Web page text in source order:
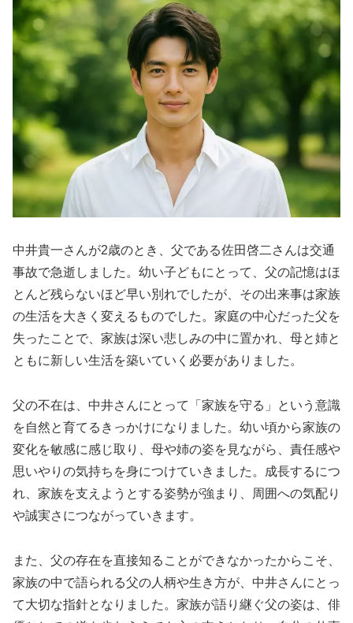
中井貴一さんが2歳のとき、父である佐田啓二さんは交通
事故で急逝しました。幼い子どもにとって、父の記憶はほ
とんど残らないほど早い別れでしたが、その出来事は家族
の生活を大きく変えるものでした。家庭の中心だった父を
失ったことで、家族は深い悲しみの中に置かれ、母と姉と
ともに新しい生活を築いていく必要がありました。
父の不在は、中井さんにとって「家族を守る」という意識
を自然と育てるきっかけになりました。幼い頃から家族の
変化を敏感に感じ取り、母や姉の姿を見ながら、責任感や
思いやりの気持ちを身につけていきました。成長するにつ
れ、家族を支えようとする姿勢が強まり、周囲への気配り
や誠実さにつながっていきます。
また、父の存在を直接知ることができなかったからこそ、
家族の中で語られる父の人柄や生き方が、中井さんにとっ
て大切な指針となりました。家族が語り継ぐ父の姿は、俳